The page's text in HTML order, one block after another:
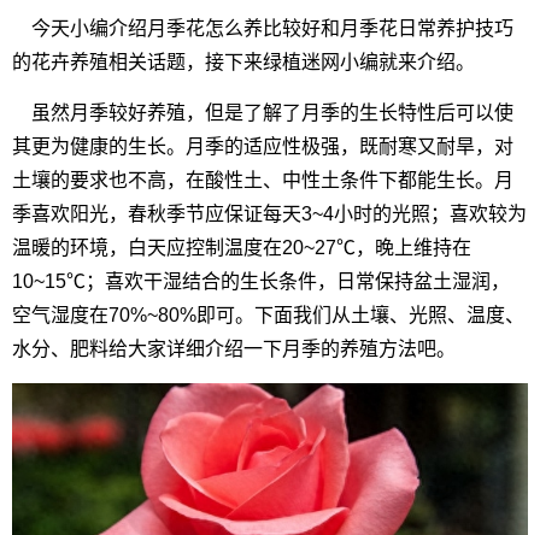
今天小编介绍月季花怎么养比较好和月季花日常养护技巧
的花卉养殖相关话题，接下来绿植迷网小编就来介绍。
虽然月季较好养殖，但是了解了月季的生长特性后可以使
其更为健康的生长。月季的适应性极强，既耐寒又耐旱，对
土壤的要求也不高，在酸性土、中性土条件下都能生长。月
季喜欢阳光，春秋季节应保证每天3~4小时的光照；喜欢较为
温暖的环境，白天应控制温度在20~27℃，晚上维持在
10~15℃；喜欢干湿结合的生长条件，日常保持盆土湿润，
空气湿度在70%~80%即可。下面我们从土壤、光照、温度、
水分、肥料给大家详细介绍一下月季的养殖方法吧。